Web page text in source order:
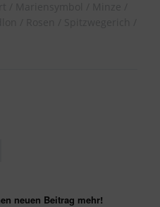
neuen Beitrag mehr!